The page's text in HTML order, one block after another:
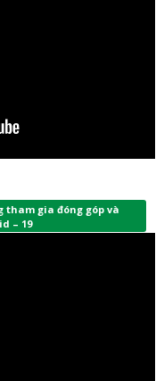
tham gia đóng góp và
– 19